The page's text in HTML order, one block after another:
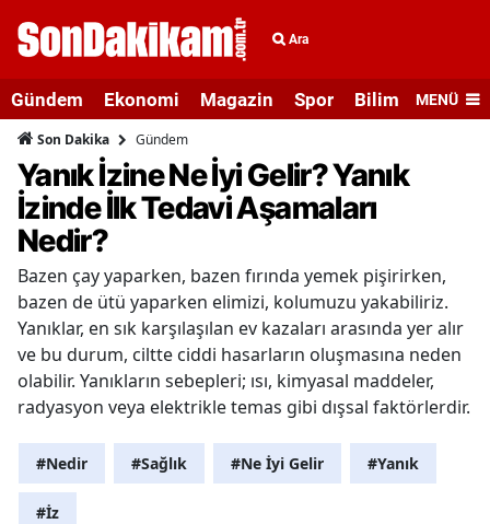
Ara
Gündem Ekonomi Magazin Spor Bilim veMENÜ
Son Dakika Gündem
Yanık İzine Ne İyi Gelir? Yanık
İzinde İlk Tedavi Aşamaları
Nedir?
Bazen çay yaparken, bazen fırında yemek pişirirken,
bazen de ütü yaparken elimizi, kolumuzu yakabiliriz.
Yanıklar, en sık karşılaşılan ev kazaları arasında yer alır
ve bu durum, ciltte ciddi hasarların oluşmasına neden
olabilir. Yanıkların sebepleri; ısı, kimyasal maddeler,
radyasyon veya elektrikle temas gibi dışsal faktörlerdir.
#Nedir #Sağlık #Ne İyi Gelir #Yanık
#İz